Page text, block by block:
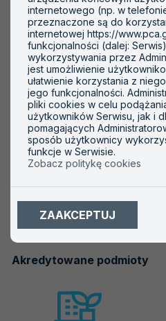
Woda do spożycia przez
Ścieki
Środowisko pracy
Gazy
Ważne
Akredytowane podmioty
internetowego (np. w
przeznaczone są do
internetowej https://
funkcjonalności (dalej:
wykorzystywania przez
jest umożliwienie
ułatwienie korzystania z
jego funkcjonalności.
pliki cookies w celu
użytkowników Serwisu, jak i
pomagających
sposób użytkownicy
funkcje w Serwisie.
Zobacz politykę cookies
ZAAKCEPTUJ